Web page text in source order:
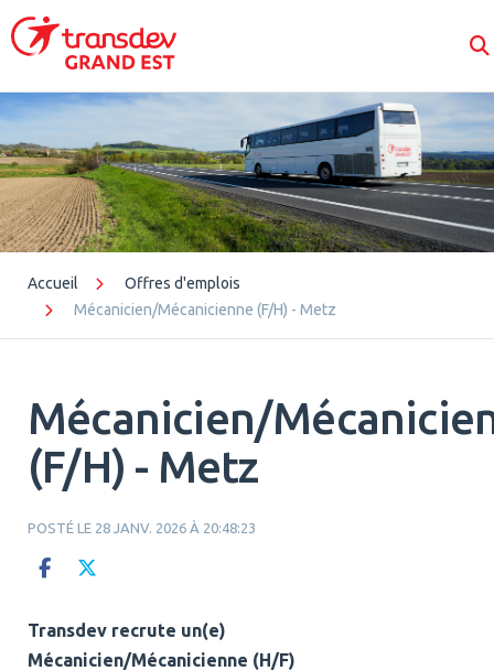
Accueil
Offres d'emplois
Mécanicien/Mécanicienne (F/H) - Metz
Mécanicien/
(F/H) - Metz
POSTÉ LE 28 JANV. 2026 À 20:48:23
Transdev recrute un(e)
Mécanicien/Mécanicienne (H/F)
Panneau de gestion des cookies